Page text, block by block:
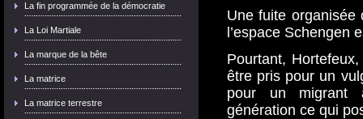
La fin programmée de la démocratie
La Loi Martiale
La marque de la bête
La matrice
La matrice terrestre
Une fuite
l’espace Schengen
Pourtant,
être pris pour un
pour un migrant
génération ce qui